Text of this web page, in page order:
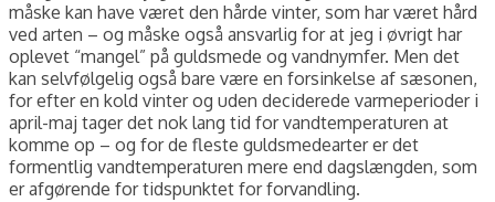
måske kan have været den hårde vinter, som har været hård
ved arten – og måske også ansvarlig for at jeg i øvrigt har
oplevet “mangel” på guldsmede og vandnymfer. Men det
kan selvfølgelig også bare være en forsinkelse af sæsonen,
for efter en kold vinter og uden deciderede varmeperioder i
april-maj tager det nok lang tid for vandtemperaturen at
komme op – og for de fleste guldsmedearter er det
formentlig vandtemperaturen mere end dagslængden, som
er afgørende for tidspunktet for forvandling.